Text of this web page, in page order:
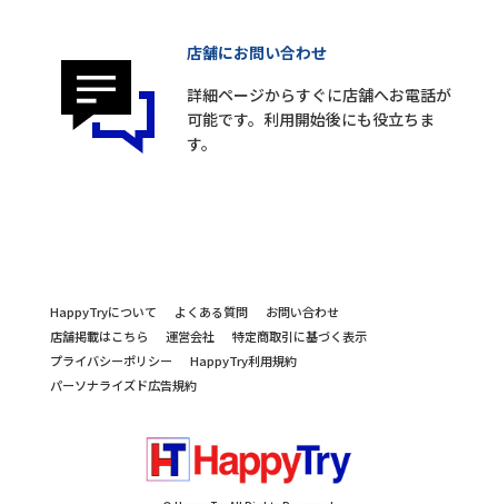
店舗にお問い合わせ
詳細ページからすぐに店舗へお電話が
可能です。利用開始後にも役立ちま
す。
HappyTryについて よくある質問
お問い合わせ
店舗掲載はこちら
運営会社
特定商取引に基づく表示
プライバシーポリシー
HappyTry利用規約
パーソナライズド広告規約